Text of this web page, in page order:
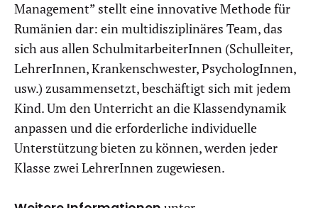
Management” stellt eine innovative Methode für
Rumänien dar: ein multidisziplinäres Team, das
sich aus allen SchulmitarbeiterInnen (Schulleiter,
LehrerInnen, Krankenschwester, PsychologInnen,
usw.) zusammensetzt, beschäftigt sich mit jedem
Kind. Um den Unterricht an die Klassendynamik
anpassen und die erforderliche individuelle
Unterstützung bieten zu können, werden jeder
Klasse zwei LehrerInnen zugewiesen.